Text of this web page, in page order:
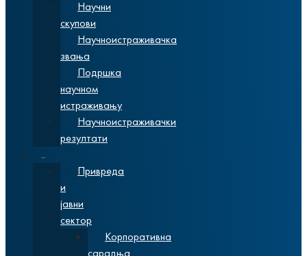
Научни
скупови
Научноистраживачка
звања
Подршка
научном
истраживању
Научноистраживачки
резултати
Привреда
и
јавни
сектор
Корпоративна
сарадња